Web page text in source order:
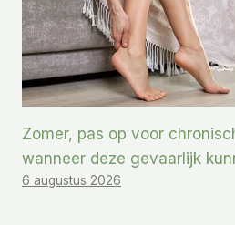
Zomer, pas op voor
wanneer deze gevaarlijk
6 augustus 2026